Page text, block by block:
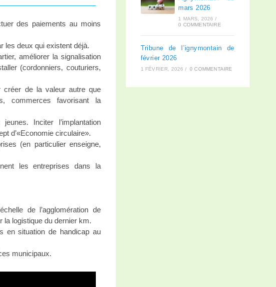
des paiements au moins
les deux qui existent déjà.
améliorer la signalisation
(cordonniers, couturiers,
créer de la valeur autre que
commerces favorisant la
Inciter l’implantation
d’«Economie circulaire».
(en particulier enseigne,
les entreprises dans la
de l’agglomération de
la logistique du dernier km.
en situation de handicap au
municipaux.
mars 2026
1 MARS, 2026 /
0 COMMENTAIRE
Tribune de l’ignymontain de
février 2026
1 FÉVRIER, 2026 / 0 COMMENTAIRE